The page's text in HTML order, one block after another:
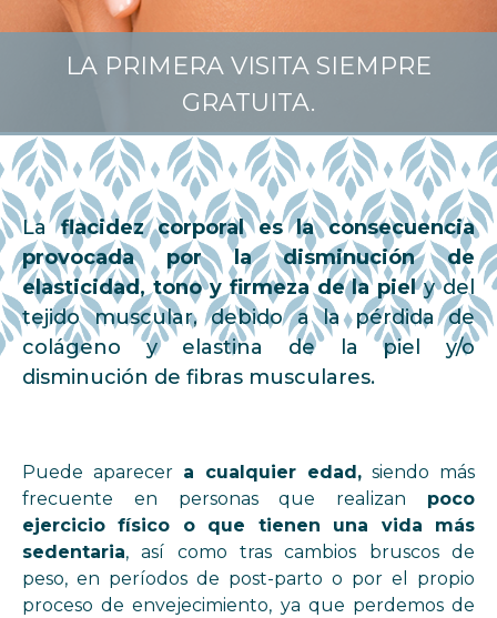
LA PRIMERA VISITA SIEMPRE
GRATUITA.
Laflacidez corporal es la consecuencia
provocada por la disminución de
elasticidad, tono y firmeza de la piely del
tejido muscular, debido a la pérdida de
colágeno y elastina de la piel y/o
disminución de fibras musculares.
Puede aparecer a cualquier edad, siendo más
frecuente en personas que realizan poco
ejercicio físico o que tienen una vida más
sedentaria, así como tras cambios bruscos de
peso, en períodos de post-parto o por el propio
proceso de envejecimiento, ya que perdemos de